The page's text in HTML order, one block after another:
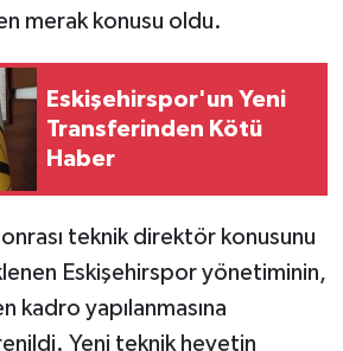
merak konusu oldu.
Eskişehirspor'un Yeni
Transferinden Kötü
Haber
teknik direktör konusunu
Eskişehirspor yönetiminin,
kadro yapılanmasına
Yeni teknik heyetin